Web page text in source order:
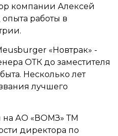
компании Алексей
работы в
«Новтрак» -
ОТК до заместителя
Несколько лет
лучшего
на АО «ВОМЗ» ТМ
директора по